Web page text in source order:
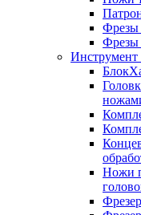
Фрезы
Фрезы
Ножи